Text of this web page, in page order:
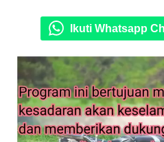
Ikuti Whatsapp